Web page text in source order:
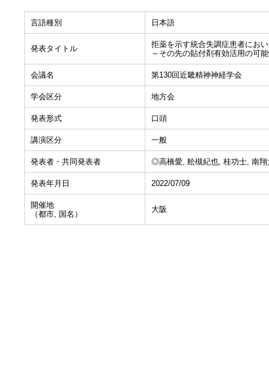
言語種別 日本語
発表タイトル
拒薬を示す統合失調症患者にお
～その先の貼付剤有効活用の可
会議名 第130回近畿精神神経学会
学会区分 地方会
発表形式 口頭
講演区分 一般
発表者・共同発表者 ◎高橋愛, 舩槻紀也, 桂功士, 南
発表年月日 2022/07/09
開催地
（都市, 国名）
大阪